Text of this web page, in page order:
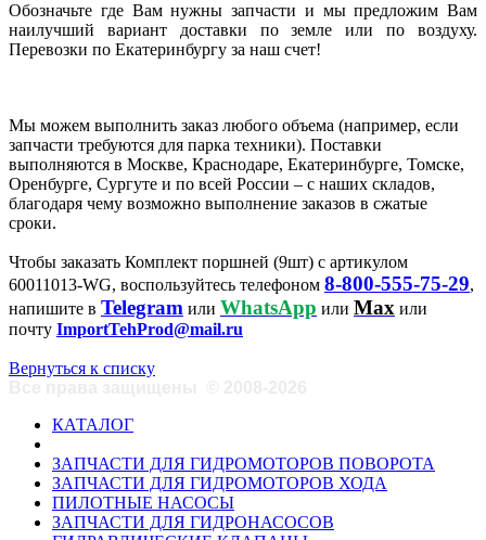
Обозначьте где Вам нужны запчасти и мы предложим Вам
наилучший вариант доставки по земле или по воздуху.
Перевозки по Екатеринбургу за наш счет!
Мы можем выполнить заказ любого объема (например, если
запчасти требуются для парка техники). Поставки
выполняются в Москве, Краснодаре, Екатеринбурге, Томске,
Оренбурге, Сургуте и по всей России – с наших складов,
благодаря чему возможно выполнение заказов в сжатые
сроки.
Чтобы заказать Комплект поршней (9шт) с артикулом
60011013-WG, воспользуйтесь телефоном 8-800-555-75-29,
напишите в Telegram или WhatsApp или Max или
почту ImportTehProd@mail.ru
Вернуться к списку
КАТАЛОГ
ЗАПЧАСТИ ДЛЯ ГИДРОМОТОРОВ ПОВОРОТА
ЗАПЧАСТИ ДЛЯ ГИДРОМОТОРОВ ХОДА
ПИЛОТНЫЕ НАСОСЫ
ЗАПЧАСТИ ДЛЯ ГИДРОНАСОСОВ